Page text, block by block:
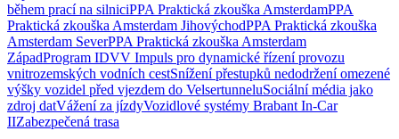
během prací na silniciPPA Praktická zkouška AmsterdamPPA
Praktická zkouška Amsterdam JihovýchodPPA Praktická zkouška
Amsterdam SeverPPA Praktická zkouška Amsterdam
ZápadProgram IDVV Impuls pro dynamické řízení provozu
vnitrozemských vodních cestSnížení přestupků nedodržení omezené
výšky vozidel před vjezdem do VelsertunneluSociální média jako
zdroj datVážení za jízdyVozidlové systémy Brabant In-Car
IIZabezpečená trasa